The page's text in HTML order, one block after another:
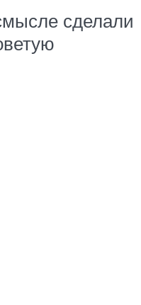
сделали